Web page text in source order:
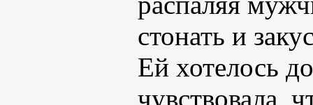
стонать и
Ей хотелось
чувствовала,